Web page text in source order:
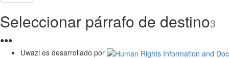
Seleccionar párrafo de destino3
●●●
Uwazi es desarrollado por